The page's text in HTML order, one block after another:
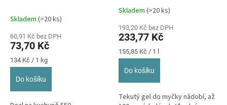
Skladem (>20 ks)
60,91 Kč bez DPH
73,70 Kč
Měrná
cena:
134 Kč / 1 kg
Do košíku
Průměrné
produktu
je
5,0
z
Skladem (>20 ks)
193,20 Kč bez DPH
233,77 Kč
Měrná
cena:
155,85 Kč / 1 l
Do košíku
Tekutý gel do myčky nádobí, až